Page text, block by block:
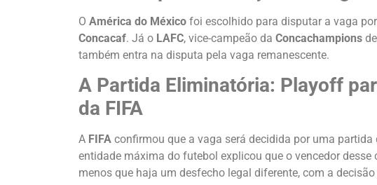
O América do México foi escolhido para disputar a vaga
Concacaf. Já o LAFC, vice-campeão da Concachampions
também entra na disputa pela vaga remanescente.
A Partida Eliminatória: Playoff
da FIFA
A FIFA confirmou que a vaga será decidida por uma partida
entidade máxima do futebol explicou que o vencedor
menos que haja um desfecho legal diferente, com a